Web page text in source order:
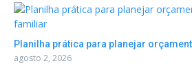
Planilha prática para planejar
agosto 2, 2026